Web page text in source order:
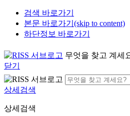
검색 바로가기
본문 바로가기(skip to content)
하단정보 바로가기
무엇을 찾고 계세
닫기
상세검색
상세검색